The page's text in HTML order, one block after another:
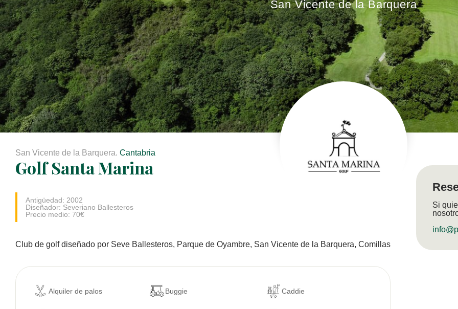
San Vicente de la Barquera
San Vicente de la Barquera. Cantabria
Golf Santa Marina
Antigüedad: 2002
Diseñador: Severiano Ballesteros
Precio medio: 70€
Club de golf diseñado por Seve Ballesteros, Parque de Oyambre, San Vicente de la Barquera, Comillas
Alquiler de palos Buggie Caddie
Si